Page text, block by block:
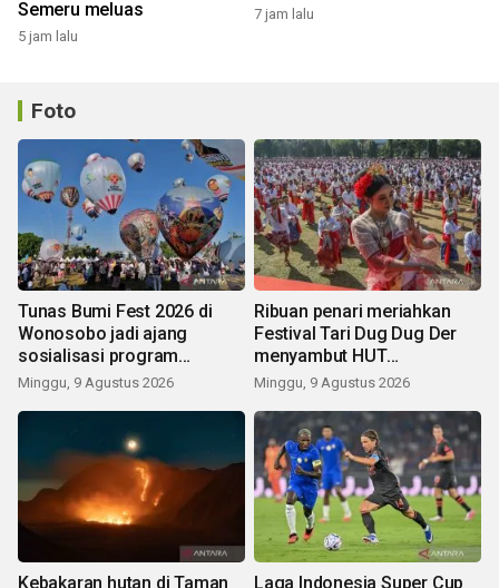
Semeru meluas
5 jam lalu
7 jam lalu
Foto
Tunas Bumi Fest 2026 di
Wonosobo jadi ajang
sosialisasi program
pemerintah lewat balon
Minggu, 9 Agustus 2026
Ribuan penari meriahkan
Festival Tari Dug Dug Der
menyambut HUT
Kemerdekaan
Minggu, 9 Agustus 2026
Kebakaran hutan di Taman
Laga Indonesia Super Cup